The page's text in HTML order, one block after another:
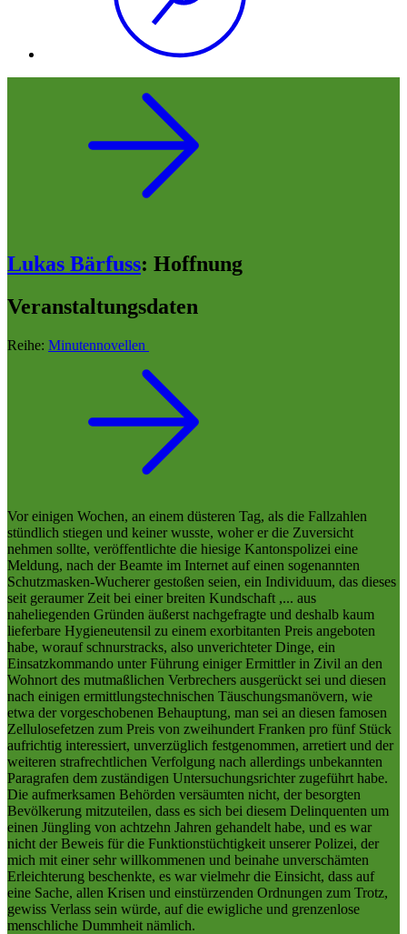
Lukas Bärfuss: Hoffnung
Veranstaltungsdaten
Reihe: Minutennovellen
Vor einigen Wochen, an einem düsteren Tag, als die Fallzahlen
stündlich stiegen und keiner wusste, woher er die Zuversicht
nehmen sollte, veröffentlichte die hiesige Kantonspolizei eine
Meldung, nach der Beamte im Internet auf einen sogenannten
Schutzmasken-Wucherer gestoßen seien, ein Individuum, das dieses
seit geraumer Zeit bei einer breiten Kundschaft ,... aus
naheliegenden Gründen äußerst nachgefragte und deshalb kaum
lieferbare Hygieneutensil zu einem exorbitanten Preis angeboten
habe, worauf schnurstracks, also unverichteter Dinge, ein
Einsatzkommando unter Führung einiger Ermittler in Zivil an den
Wohnort des mutmaßlichen Verbrechers ausgerückt sei und diesen
nach einigen ermittlungstechnischen Täuschungsmanövern, wie
etwa der vorgeschobenen Behauptung, man sei an diesen famosen
Zellulosefetzen zum Preis von zweihundert Franken pro fünf Stück
aufrichtig interessiert, unverzüglich festgenommen, arretiert und der
weiteren strafrechtlichen Verfolgung nach allerdings unbekannten
Paragrafen dem zuständigen Untersuchungsrichter zugeführt habe.
Die aufmerksamen Behörden versäumten nicht, der besorgten
Bevölkerung mitzuteilen, dass es sich bei diesem Delinquenten um
einen Jüngling von achtzehn Jahren gehandelt habe, und es war
nicht der Beweis für die Funktionstüchtigkeit unserer Polizei, der
mich mit einer sehr willkommenen und beinahe unverschämten
Erleichterung beschenkte, es war vielmehr die Einsicht, dass auf
eine Sache, allen Krisen und einstürzenden Ordnungen zum Trotz,
gewiss Verlass sein würde, auf die ewigliche und grenzenlose
menschliche Dummheit nämlich.